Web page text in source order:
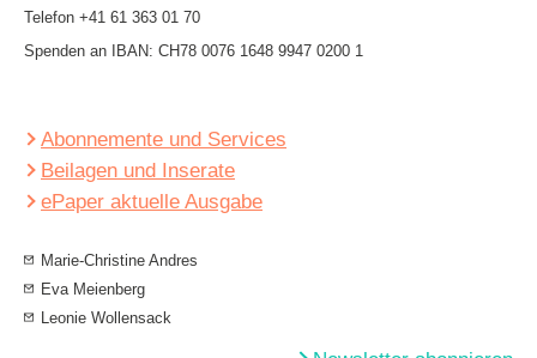
Telefon +41 61 363 01 70
Spenden an IBAN: CH78 0076 1648 9947 0200 1
Abonnemente und Services
Beilagen und Inserate
ePaper aktuelle Ausgabe
Marie-Christine Andres
Eva Meienberg
Leonie Wollensack